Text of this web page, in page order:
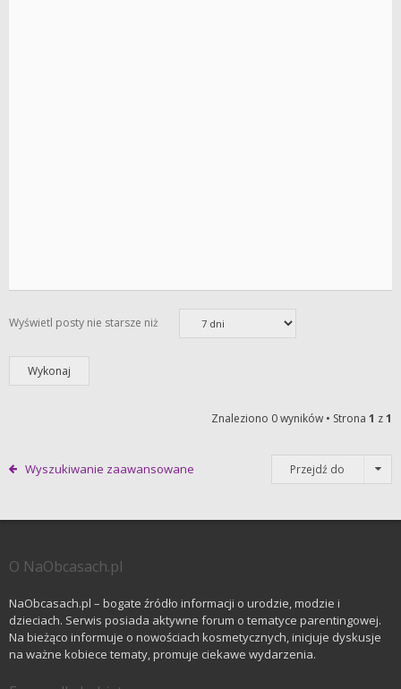
Wyświetl posty nie starsze niż
Znaleziono 0 wyników • Strona 1 z1
Wyszukiwanie zaawansowane Przejdź do
O NaObcasach.pl
NaObcasach.pl – bogate źródło informacji o urodzie, modzie i
dzieciach. Serwis posiada aktywne forum o tematyce parentingowej.
Na bieżąco informuje o nowościach kosmetycznych, inicjuje dyskusje
na ważne kobiece tematy, promuje ciekawe wydarzenia.